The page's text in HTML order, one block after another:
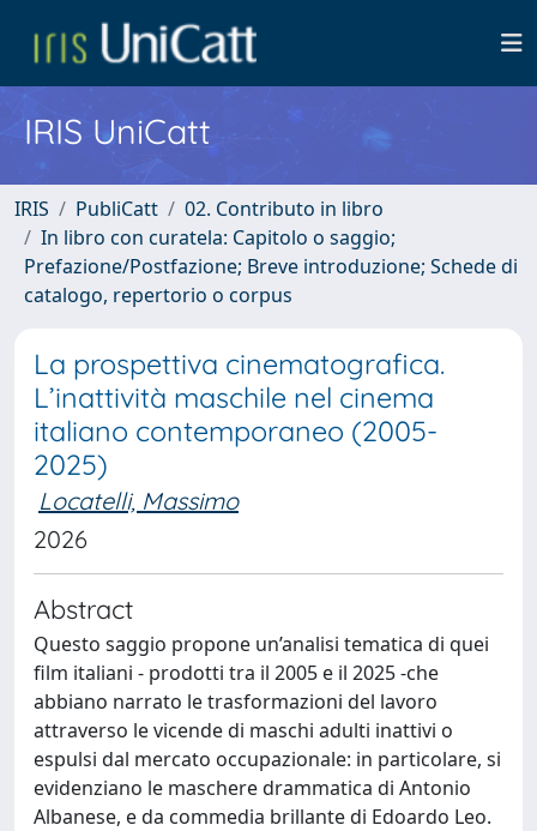
IRIS UniCatt
IRIS PubliCatt
02. Contributo in libro
In libro con curatela: Capitolo o saggio;
Prefazione/Postfazione; Breve introduzione; Schede di
catalogo, repertorio o corpus
La prospettiva cinematografica.
L’inattività maschile nel cinema
italiano contemporaneo (2005-
2025)
Locatelli, Massimo
2026
Abstract
Questo saggio propone un’analisi tematica di quei
film italiani - prodotti tra il 2005 e il 2025 -che
abbiano narrato le trasformazioni del lavoro
attraverso le vicende di maschi adulti inattivi o
espulsi dal mercato occupazionale: in particolare, si
evidenziano le maschere drammatica di Antonio
Albanese, e da commedia brillante di Edoardo Leo.